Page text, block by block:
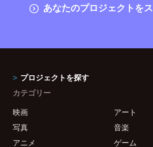
あなたのプロジェクトを
プロジェクトを探す
カテゴリー
映画
アート
写真
音楽
アニメ
ゲーム